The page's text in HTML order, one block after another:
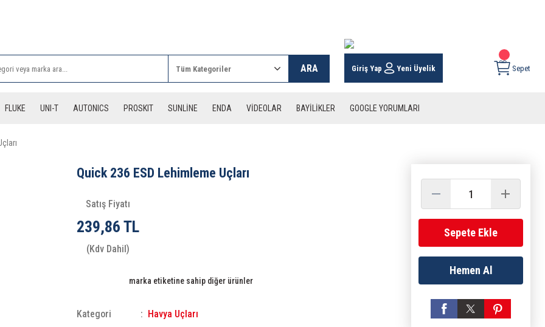
ARA Giriş Yap Yeni Üyelik Sepet
FLUKE UNI-T AUTONICS PROSKIT SUNLİNE ENDA VİDEOLAR BAYİLİKLER GOOGLE YORUMLARI
Quick 236 ESD Lehimleme Uçları
Satış Fiyatı
239,86 TL
(Kdv Dahil)
marka etiketine sahip diğer ürünler
Kategori
Havya Uçları
Sepete Ekle
Hemen Al